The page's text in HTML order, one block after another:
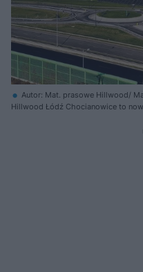
Autor: Mat. prasowe Hillwood/
Hillwood Łódź Chocianowice to